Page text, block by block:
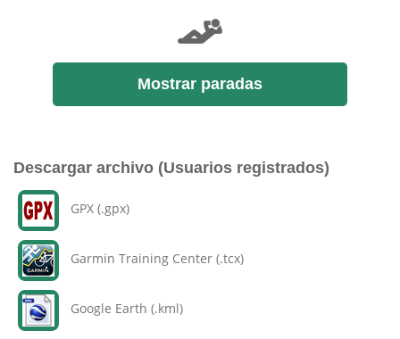
Mostrar paradas
Descargar archivo (Usuarios registrados)
GPX (.gpx)
Garmin Training Center (.tcx)
Google Earth (.kml)